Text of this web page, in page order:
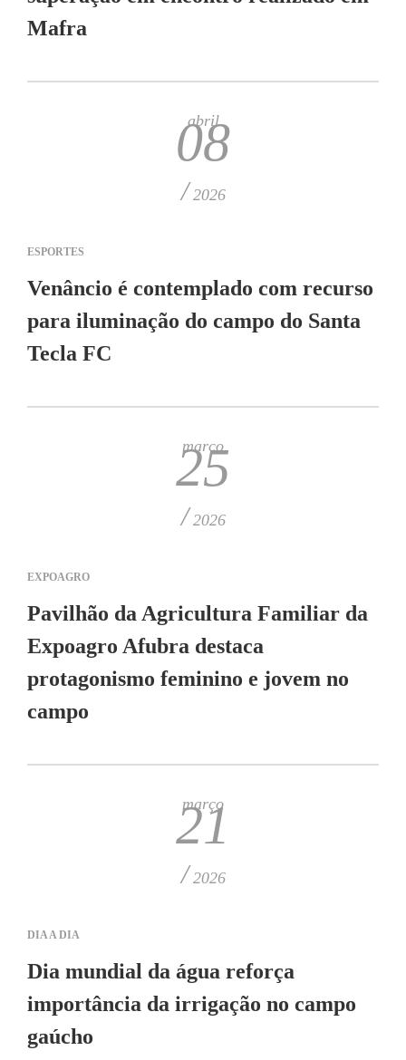
Mafra
abril
08
/ 2026
ESPORTES
Venâncio é contemplado com recurso
para iluminação do campo do Santa
Tecla FC
março
25
/ 2026
EXPOAGRO
Pavilhão da Agricultura Familiar da
Expoagro Afubra destaca
protagonismo feminino e jovem no
campo
março
21
/ 2026
DIA A DIA
Dia mundial da água reforça
importância da irrigação no campo
gaúcho